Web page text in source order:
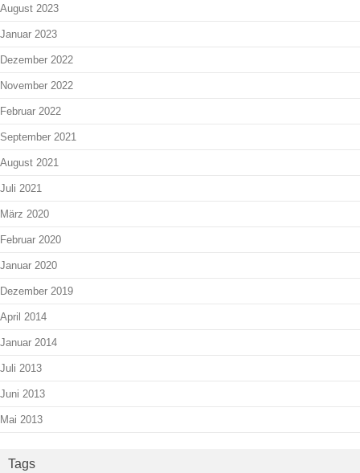
August 2023
Januar 2023
Dezember 2022
November 2022
Februar 2022
September 2021
August 2021
Juli 2021
März 2020
Februar 2020
Januar 2020
Dezember 2019
April 2014
Januar 2014
Juli 2013
Juni 2013
Mai 2013
Tags